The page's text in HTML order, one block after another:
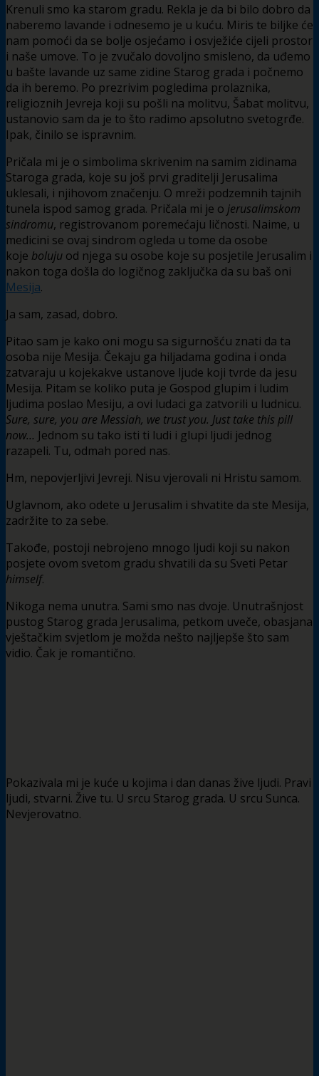
Krenuli smo ka starom gradu. Rekla je da bi bilo dobro da
naberemo lavande i odnesemo je u kuću. Miris te biljke će
nam pomoći da se bolje osjećamo i osvježiće cijeli prostor
i naše umove. To je zvučalo dovoljno smisleno, da uđemo
u bašte lavande uz same zidine Starog grada i počnemo
da ih beremo. Po prezrivim pogledima prolaznika,
religioznih Jevreja koji su pošli na molitvu, Šabat molitvu,
ustanovio sam da je to što radimo apsolutno svetogrđe.
Ipak, činilo se ispravnim.
Pričala mi je o simbolima skrivenim na samim zidinama
Staroga grada, koje su još prvi graditelji Jerusalima
uklesali, i njihovom značenju. O mreži podzemnih tajnih
tunela ispod samog grada. Pričala mi je o jerusalimskom
sindromu, registrovanom poremećaju ličnosti. Naime, u
medicini se ovaj sindrom ogleda u tome da osobe
koje boluju od njega su osobe koje su posjetile Jerusalim i
nakon toga došla do logičnog zaključka da su baš oni
Mesija.
Ja sam, zasad, dobro.
Pitao sam je kako oni mogu sa sigurnošću znati da ta
osoba nije Mesija. Čekaju ga hiljadama godina i onda
zatvaraju u kojekakve ustanove ljude koji tvrde da jesu
Mesija. Pitam se koliko puta je Gospod glupim i ludim
ljudima poslao Mesiju, a ovi ludaci ga zatvorili u ludnicu.
Sure, sure, you are Messiah, we trust you. Just take this pill
now… Jednom su tako isti ti ludi i glupi ljudi jednog
razapeli. Tu, odmah pored nas.
Hm, nepovjerljivi Jevreji. Nisu vjerovali ni Hristu samom.
Uglavnom, ako odete u Jerusalim i shvatite da ste Mesija,
zadržite to za sebe.
Takođe, postoji nebrojeno mnogo ljudi koji su nakon
posjete ovom svetom gradu shvatili da su Sveti Petar
himself.
Nikoga nema unutra. Sami smo nas dvoje. Unutrašnjost
pustog Starog grada Jerusalima, petkom uveče, obasjana
vještačkim svjetlom je možda nešto najljepše što sam
vidio. Čak je romantično.
Pokazivala mi je kuće u kojima i dan danas žive ljudi. Pravi
ljudi, stvarni. Žive tu. U srcu Starog grada. U srcu Sunca.
Nevjerovatno.